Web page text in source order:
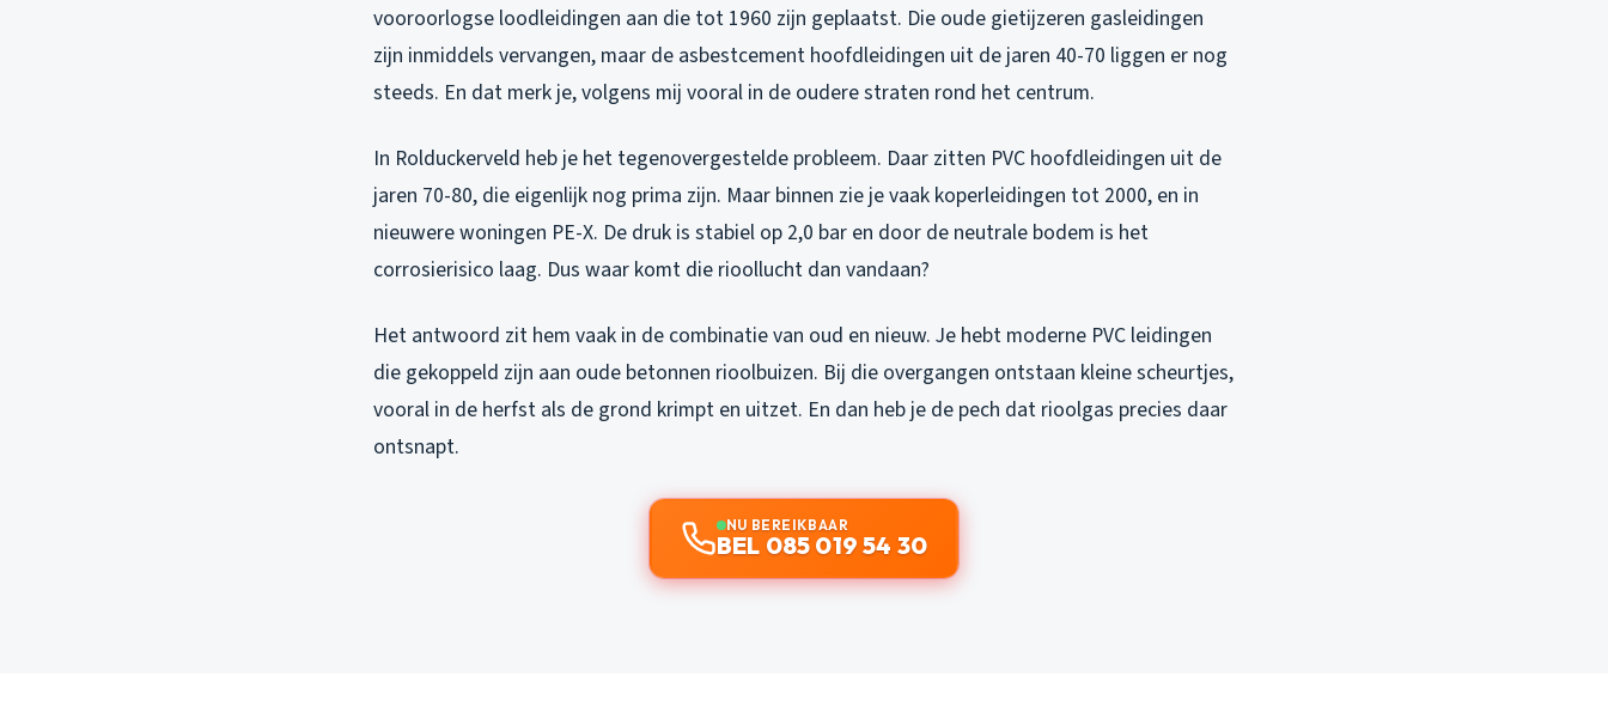
vooroorlogse loodleidingen aan die tot 1960 zijn geplaatst. Die oude gietijzeren gasleidingen
zijn inmiddels vervangen, maar de asbestcement hoofdleidingen uit de jaren 40-70 liggen er nog
steeds. En dat merk je, volgens mij vooral in de oudere straten rond het centrum.
In Rolduckerveld heb je het tegenovergestelde probleem. Daar zitten PVC hoofdleidingen uit de
jaren 70-80, die eigenlijk nog prima zijn. Maar binnen zie je vaak koperleidingen tot 2000, en in
nieuwere woningen PE-X. De druk is stabiel op 2,0 bar en door de neutrale bodem is het
corrosierisico laag. Dus waar komt die rioollucht dan vandaan?
Het antwoord zit hem vaak in de combinatie van oud en nieuw. Je hebt moderne PVC leidingen
die gekoppeld zijn aan oude betonnen rioolbuizen. Bij die overgangen ontstaan kleine scheurtjes,
vooral in de herfst als de grond krimpt en uitzet. En dan heb je de pech dat rioolgas precies daar
ontsnapt.
NU BEREIKBAAR
BEL 085 019 54 30